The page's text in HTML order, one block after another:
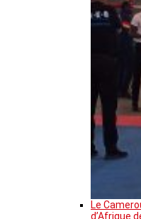
Le
d’Afrique